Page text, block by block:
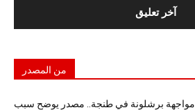
من المصدر
مواجهة برشلونة في طنجة.. مصدر يوضح سبب